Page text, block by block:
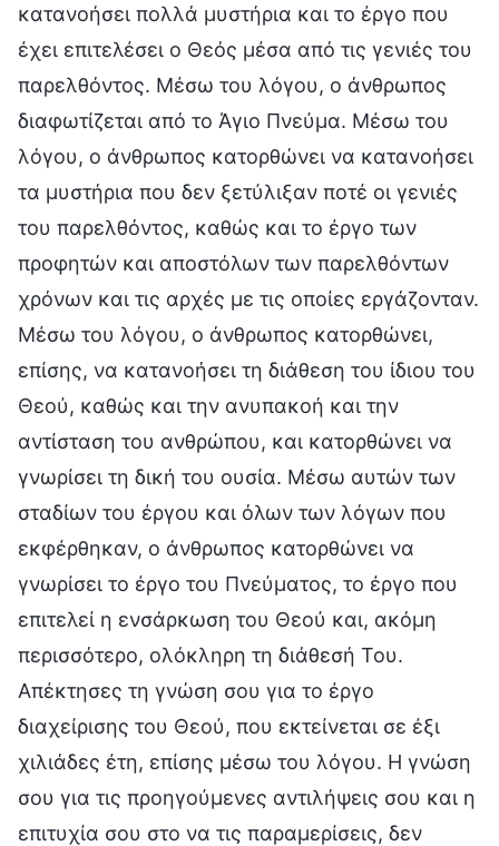
κατανοήσει πολλά μυστήρια και το έργο που
έχει επιτελέσει ο Θεός μέσα από τις γενιές του
παρελθόντος. Μέσω του λόγου, ο άνθρωπος
διαφωτίζεται από το Άγιο Πνεύμα. Μέσω του
λόγου, ο άνθρωπος κατορθώνει να κατανοήσει
τα μυστήρια που δεν ξετύλιξαν ποτέ οι γενιές
του παρελθόντος, καθώς και το έργο των
προφητών και αποστόλων των παρελθόντων
χρόνων και τις αρχές με τις οποίες εργάζονταν.
Μέσω του λόγου, ο άνθρωπος κατορθώνει,
επίσης, να κατανοήσει τη διάθεση του ίδιου του
Θεού, καθώς και την ανυπακοή και την
αντίσταση του ανθρώπου, και κατορθώνει να
γνωρίσει τη δική του ουσία. Μέσω αυτών των
σταδίων του έργου και όλων των λόγων που
εκφέρθηκαν, ο άνθρωπος κατορθώνει να
γνωρίσει το έργο του Πνεύματος, το έργο που
επιτελεί η ενσάρκωση του Θεού και, ακόμη
περισσότερο, ολόκληρη τη διάθεσή Του.
Απέκτησες τη γνώση σου για το έργο
διαχείρισης του Θεού, που εκτείνεται σε έξι
χιλιάδες έτη, επίσης μέσω του λόγου. Η γνώση
σου για τις προηγούμενες αντιλήψεις σου και η
επιτυχία σου στο να τις παραμερίσεις, δεν